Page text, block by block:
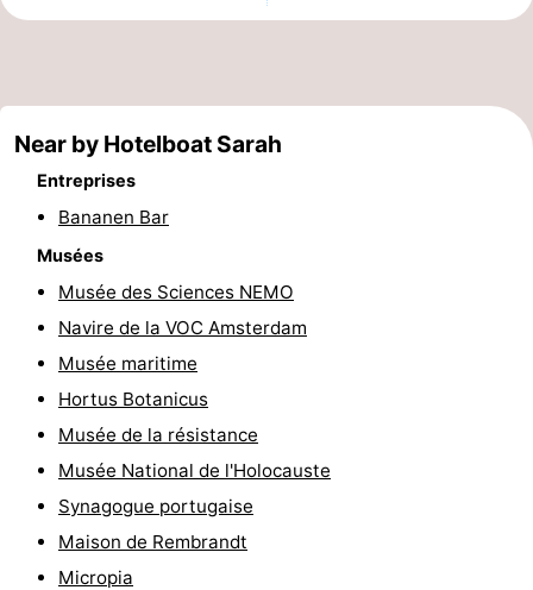
Monuments
-
Points
vue
Attractions
Croisières
Visites
Near by Hotelboat Sarah
Entreprises
Bananen Bar
Musées
Musée des Sciences NEMO
Navire de la VOC Amsterdam
Musée maritime
Hortus Botanicus
Musée de la résistance
Musée National de l'Holocauste
Synagogue portugaise
Maison de Rembrandt
Micropia